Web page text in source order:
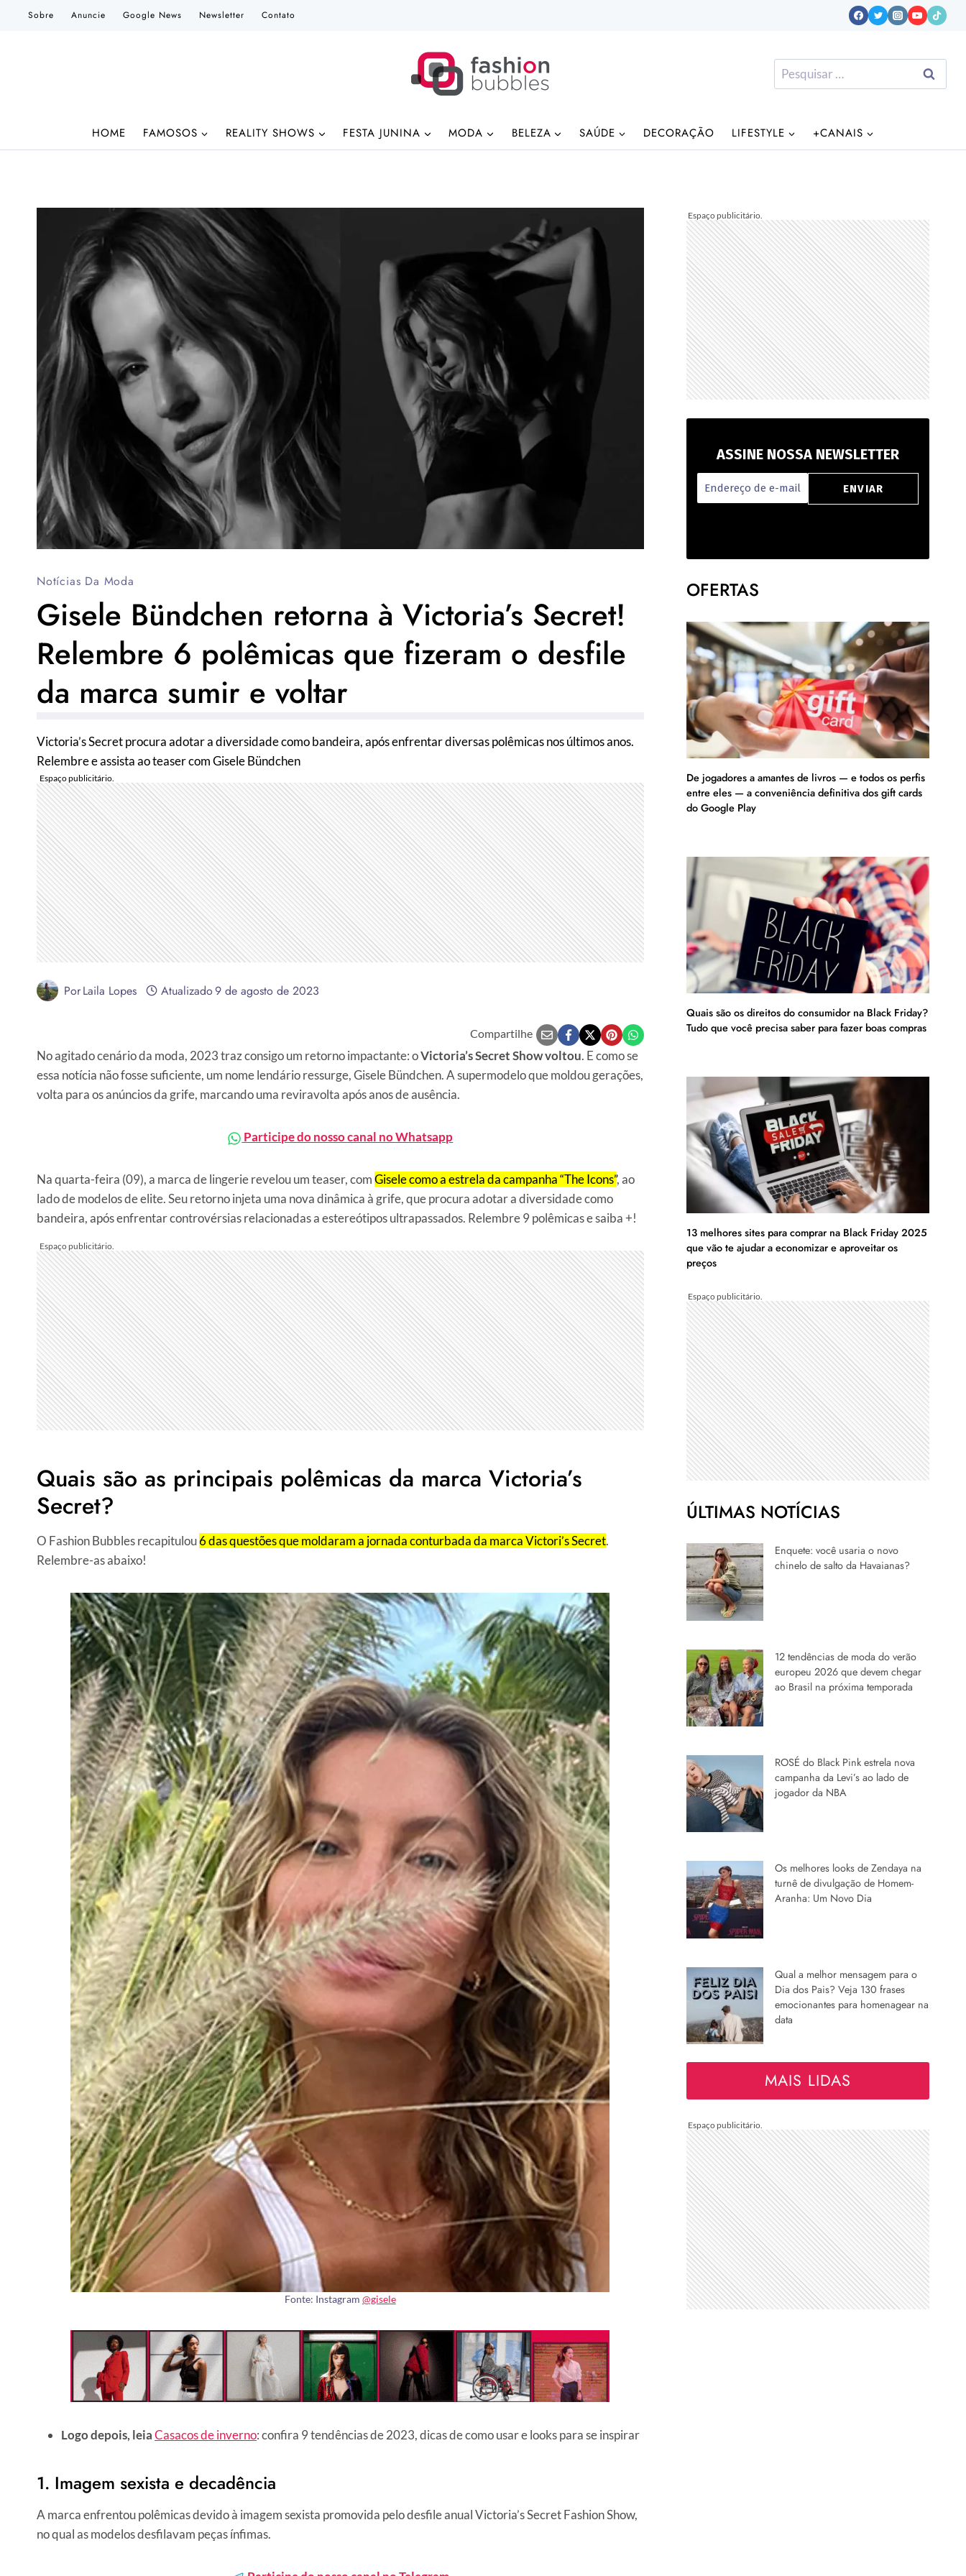
Sobre Anuncie Google News Newsletter Contato
Pesquisar
por:
HOME FAMOSOS REALITY SHOWS FESTA JUNINA MODA BELEZA SAÚDE DECORAÇÃO LIFESTYLE +CANAIS
Notícias Da Moda
Gisele Bündchen retorna à Victoria’s Secret!
Relembre 6 polêmicas que fizeram o desfile
da marca sumir e voltar
Victoria’s Secret procura adotar a diversidade como bandeira, após enfrentar diversas polêmicas nos últimos anos.
Relembre e assista ao teaser com Gisele Bündchen
PorLaila Lopes Atualizado9 de agosto de 2023
Compartilhe
No agitado cenário da moda, 2023 traz consigo um retorno impactante: oVictoria’s Secret Show voltou. E como se
essa notícia não fosse suficiente, um nome lendário ressurge, Gisele Bündchen. A supermodelo que moldou gerações,
volta para os anúncios da grife, marcando uma reviravolta após anos de ausência.
Participe do nosso canal no Whatsapp
Na quarta-feira (09), a marca de lingerie revelou um teaser, comGisele como a estrela da campanha “The Icons”, ao
lado de modelos de elite. Seu retorno injeta uma nova dinâmica à grife, que procura adotar a diversidade como
bandeira, após enfrentar controvérsias relacionadas a estereótipos ultrapassados. Relembre 9 polêmicas e saiba +!
Quais são as principais polêmicas da marca Victoria’s
Secret?
O Fashion Bubbles recapitulou6 das questões que moldaram a jornada conturbada da marca Victori’s Secret.
Relembre-as abaixo!
Fonte: Instagram @gisele
Logo depois, leiaCasacos de inverno: confira 9 tendências de 2023, dicas de como usar e looks para se inspirar
1. Imagem sexista e decadência
A marca enfrentou polêmicas devido à imagem sexista promovida pelo desfile anual Victoria’s Secret Fashion Show,
no qual as modelos desfilavam peças ínfimas.
ASSINE NOSSA NEWSLETTER
OFERTAS
De jogadores a amantes de livros — e todos os perfis
entre eles — a conveniência definitiva dos gift cards
do Google Play
Quais são os direitos do consumidor na Black Friday?
Tudo que você precisa saber para fazer boas compras
13 melhores sites para comprar na Black Friday 2025
que vão te ajudar a economizar e aproveitar os
preços
ÚLTIMAS NOTÍCIAS
Enquete: você usaria o novo
chinelo de salto da Havaianas?
12 tendências de moda do verão
europeu 2026 que devem chegar
ao Brasil na próxima temporada
ROSÉ do Black Pink estrela nova
campanha da Levi’s ao lado de
jogador da NBA
Os melhores looks de Zendaya na
turnê de divulgação de Homem-
Aranha: Um Novo Dia
Qual a melhor mensagem para o
Dia dos Pais? Veja 130 frases
emocionantes para homenagear na
data
MAIS LIDAS